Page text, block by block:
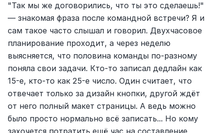
"Так мы же договорились, что ты это сделаешь!"
— знакомая фраза после командной встречи? Я и
сам такое часто слышал и говорил. Двухчасовое
планирование проходит, а через неделю
выясняется, что половина команды по-разному
поняла свои задачи. Кто-то записал дедлайн как
15-е, кто-то как 25-е число. Один считает, что
отвечает только за дизайн кнопки, другой ждёт
от него полный макет страницы. А ведь можно
было просто нормально всё записать... Но кому